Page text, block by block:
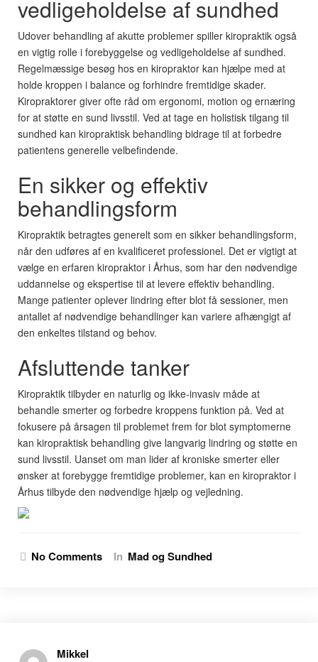
vedligeholdelse af sundhed
Udover behandling af akutte problemer spiller kiropraktik også
en vigtig rolle i forebyggelse og vedligeholdelse af sundhed.
Regelmæssige besøg hos en kiropraktor kan hjælpe med at
holde kroppen i balance og forhindre fremtidige skader.
Kiropraktorer giver ofte råd om ergonomi, motion og ernæring
for at støtte en sund livsstil. Ved at tage en holistisk tilgang til
sundhed kan kiropraktisk behandling bidrage til at forbedre
patientens generelle velbefindende.
En sikker og effektiv
behandlingsform
Kiropraktik betragtes generelt som en sikker behandlingsform,
når den udføres af en kvalificeret professionel. Det er vigtigt at
vælge en erfaren kiropraktor i Århus, som har den nødvendige
uddannelse og ekspertise til at levere effektiv behandling.
Mange patienter oplever lindring efter blot få sessioner, men
antallet af nødvendige behandlinger kan variere afhængigt af
den enkeltes tilstand og behov.
Afsluttende tanker
Kiropraktik tilbyder en naturlig og ikke-invasiv måde at
behandle smerter og forbedre kroppens funktion på. Ved at
fokusere på årsagen til problemet frem for blot symptomerne
kan kiropraktisk behandling give langvarig lindring og støtte en
sund livsstil. Uanset om man lider af kroniske smerter eller
ønsker at forebygge fremtidige problemer, kan en kiropraktor i
Århus tilbyde den nødvendige hjælp og vejledning.
No Comments In Mad og Sundhed
Mikkel